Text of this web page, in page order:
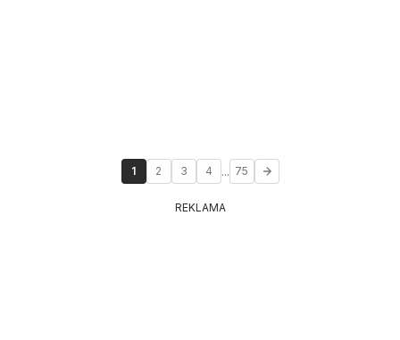
1 2 3 4 ... 75
REKLAMA